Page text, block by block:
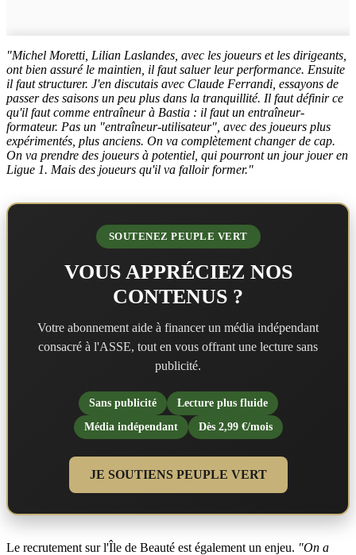
"Michel Moretti, Lilian Laslandes, avec les joueurs et les dirigeants,
ont bien assuré le maintien, il faut saluer leur performance. Ensuite
il faut structurer. J'en discutais avec Claude Ferrandi, essayons de
passer des saisons un peu plus dans la tranquillité. Il faut définir ce
qu'il faut comme entraîneur à Bastia : il faut un entraîneur-
formateur. Pas un "entraîneur-utilisateur", avec des joueurs plus
expérimentés, plus anciens. On va complètement changer de cap.
On va prendre des joueurs à potentiel, qui pourront un jour jouer en
Ligue 1. Mais des joueurs qu'il va falloir former."
SOUTENEZ PEUPLE VERT
VOUS APPRÉCIEZ NOS
CONTENUS ?
Votre abonnement aide à financer un média indépendant
consacré à l'ASSE, tout en vous offrant une lecture sans
publicité.
Sans publicité
Lecture plus fluide
Média indépendant
Dès 2,99 €/mois
JE SOUTIENS PEUPLE VERT
Le recrutement sur l'Île de Beauté est également un enjeu. "On a